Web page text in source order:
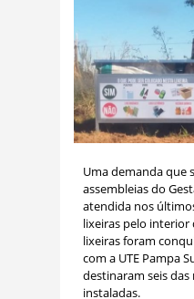
Uma demanda que
assembleias do
atendida nos
lixeiras pelo interior
lixeiras foram
com a UTE Pampa
destinaram seis
instaladas.